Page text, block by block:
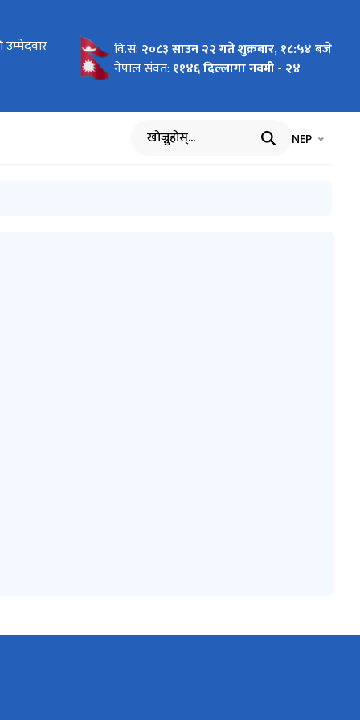
उम्मेदवार
लागि नाम
लागि नाम
विवरण
१००
वि.सं: २०८३ साउन २२ गते शुक्रबार, १८:५४ बजे
नेपाल संवत: ११४६ दिल्लागा नवमी - २४
खोज्नुहोस् भाषा चयन
NEP